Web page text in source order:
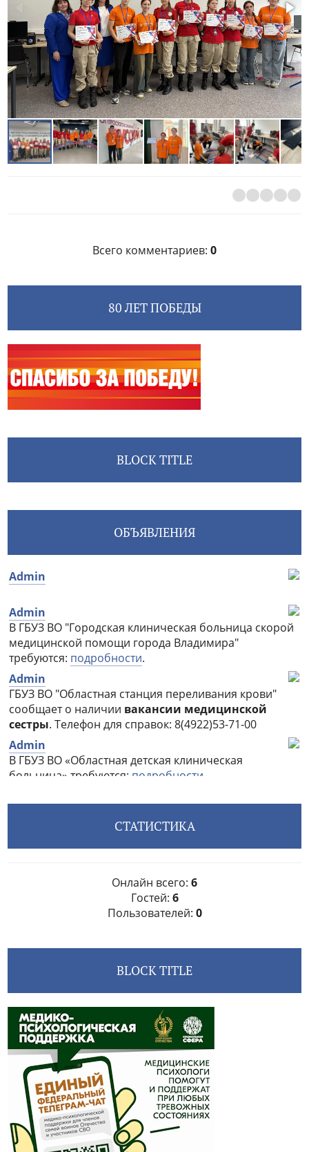
Всего комментариев: 0
80 ЛЕТ ПОБЕДЫ
BLOCK TITLE
ОБЪЯВЛЕНИЯ
СТАТИСТИКА
Онлайн всего: 6
Гостей: 6
Пользователей: 0
BLOCK TITLE